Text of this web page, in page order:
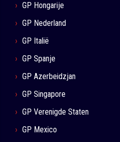
GP Hongarije
GP Nederland
GP Italië
GP Spanje
GP Azerbeidzjan
GP Singapore
GP Verenigde Staten
GP Mexico